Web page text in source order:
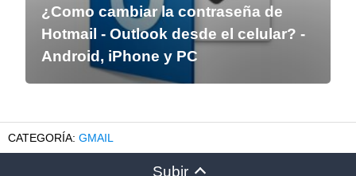
¿Como cambiar la contraseña de
Hotmail - Outlook desde el celular? -
Android, iPhone y PC
GMAIL
Subir